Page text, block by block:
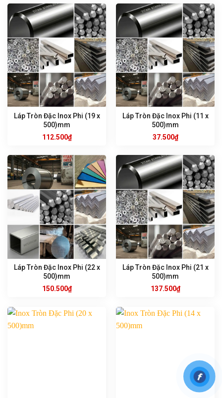
Láp Tròn Đặc Inox Phi (19 x
500)mm
112.500₫
Láp Tròn Đặc Inox Phi (11 x
500)mm
37.500₫
Láp Tròn Đặc Inox Phi (22 x
500)mm
150.500₫
Láp Tròn Đặc Inox Phi (21 x
500)mm
137.500₫